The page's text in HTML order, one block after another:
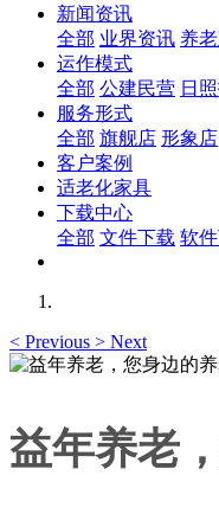
新闻资讯
全部 业界资讯 养
运作模式
全部 公建民营 日
服务形式
全部 旗舰店 形象店
客户案例
适老化家具
下载中心
全部 文件下载 软
< Previous > Next
益年养老